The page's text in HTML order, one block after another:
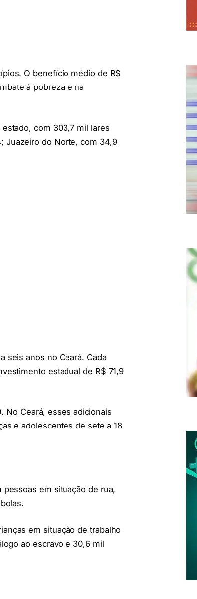
O benefício médio de R$
à pobreza e na
com 303,7 mil lares
Juazeiro do Norte, com 34,9
seis anos no Ceará. Cada
estadual de R$ 71,9
No Ceará, esses adicionais
e adolescentes de sete a 18
pessoas em situação de rua,
em situação de trabalho
ao escravo e 30,6 mil